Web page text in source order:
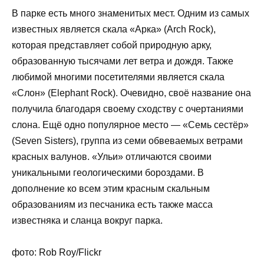
В парке есть много знаменитых мест. Одним из самых
известных является скала «Арка» (Arch Rock),
которая представляет собой природную арку,
образованную тысячами лет ветра и дождя. Также
любимой многими посетителями является скала
«Слон» (Elephant Rock). Очевидно, своё название она
получила благодаря своему сходству с очертаниями
слона. Ещё одно популярное место — «Семь сестёр»
(Seven Sisters), группа из семи обвеваемых ветрами
красных валунов. «Ульи» отличаются своими
уникальными геологическими бороздами. В
дополнение ко всем этим красным скальным
образованиям из песчаника есть также масса
известняка и сланца вокруг парка.
фото: Rob Roy/Flickr